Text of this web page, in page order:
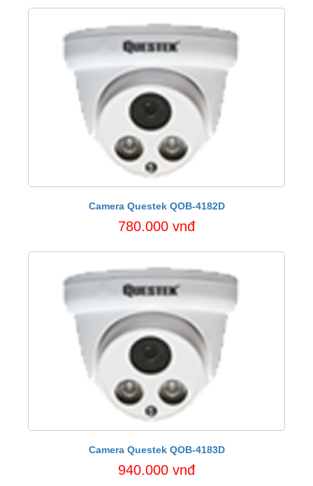
Camera Questek QOB-4182D
780.000 vnđ
Camera Questek QOB-4183D
940.000 vnđ